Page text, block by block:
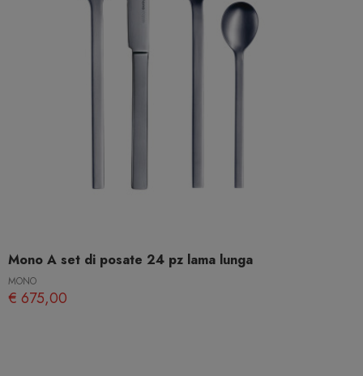
Mono A set di posate 24 pz lama lunga
MONO
€ 675,00